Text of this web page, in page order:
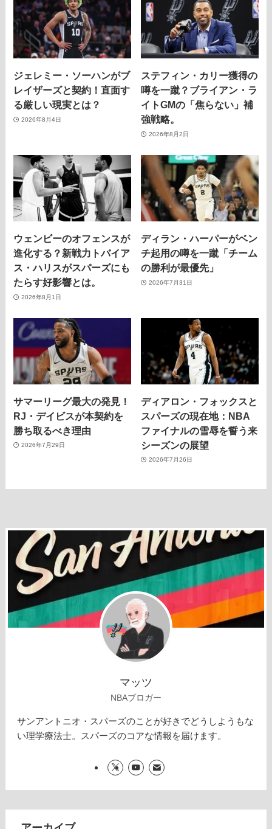
ジェレミー・ソーハンがブ
レイザーズと契約！直面す
る厳しい現実とは？
2026年8月4日
ステフィン・カリー獲得の
噂を一蹴？ブライアン・ラ
イトGMの「焦らない」補
強戦略。
2026年8月2日
ウェンビーのオフェンスが
進化する？新戦力トバイア
ス・ハリスがスパーズにも
たらす好影響とは。
2026年8月1日
ディラン・ハーパーがベン
チ起用の噂を一蹴「チーム
の勝利が最優先」
2026年7月31日
サマーリーグ最大の発見！
RJ・デイビスが本契約を
勝ち取るべき理由
2026年7月29日
ディアロン・フォックスと
スパーズの現在地：NBA
ファイナルの雪辱を誓う来
シーズンの展望
2026年7月26日
マッツ
NBAブロガー
サンアントニオ・スパーズのことが好きでどうしようもな
い理学療法士。スパーズのコアな情報を届けます。